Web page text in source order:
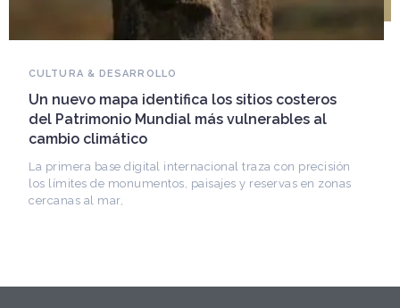
Falleció Ramón Gutiérrez, guardián del
patrimonio iberoamericano
Arquitecto, historiador e Investigador Superior del
CONICET, fundó el CEDODAL e impulsó los Seminarios
de Arquitectura Latinoamericana. Publicó más de